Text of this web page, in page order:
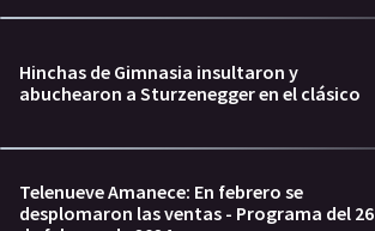
Hinchas de Gimnasia insultaron y
abuchearon a Sturzenegger en el clásico
Telenueve Amanece: En febrero se
desplomaron las ventas - Programa del 26